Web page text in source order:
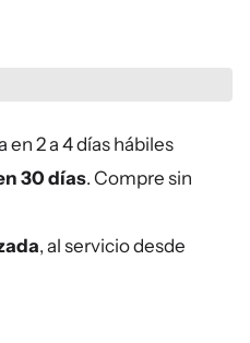
en 2 a 4 días hábiles
30 días. Compre sin
, al servicio desde